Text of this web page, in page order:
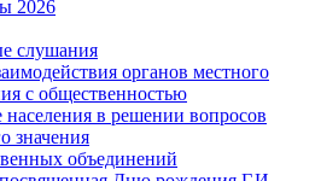
2026
слушания
органов местного
с общественностью
населения в решении вопросов
значения
объединений